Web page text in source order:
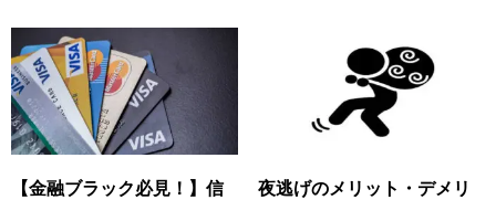
【金融ブラック必見！】信
夜逃げのメリット・デメリ